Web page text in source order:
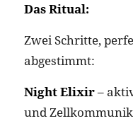
Das Ritual:
Zwei Schritte,
abgestimmt:
Night Elixir–
und